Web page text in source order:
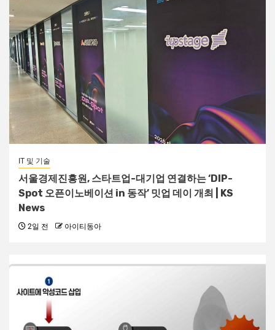
IT 및 기술
서울경제진흥원, 스타트업-대기업 연결하는 ‘DIP-
Spot 오픈이노베이션 in 동작’ 밋업 데이 개최 | KS
News
2일 전 아이티동아